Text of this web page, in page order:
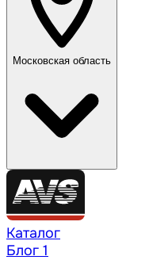
Московская область
Каталог
Блог 1